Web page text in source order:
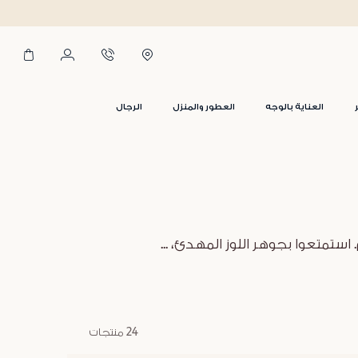
العناية بالوجه العطور والمنزل الرجال
بجوهر اللوز المهدئ،...
24 منتجات